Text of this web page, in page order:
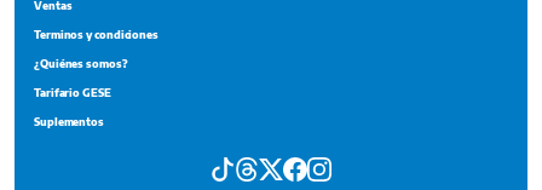
Portada del impreso del 7 de agosto de 2026